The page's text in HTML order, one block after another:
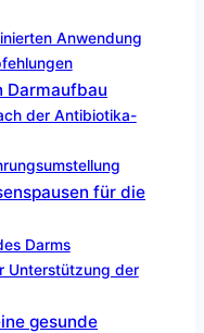
Anwendung
Darmaufbau
der Antibiotika-
für die
Darms
Unterstützung der
gesunde